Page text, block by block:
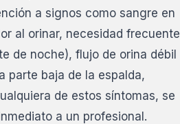
a signos como sangre en
al orinar, necesidad frecuente
de noche), flujo de orina débil
parte baja de la espalda,
de estos síntomas, se
a un profesional.